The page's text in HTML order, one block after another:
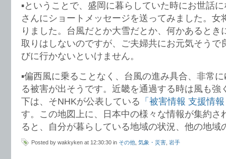
▪️ということで、盛岡に暮らしていた時にお世話
さんにショートメッセージを送ってみました。女
りました。台風だとか大雪だとか、何かあるとき
取りはしないのですが、ご夫婦共にお元気そうで
びに行かないといけません。
▪️偏西風に乗ることなく、台風の進み具合、非常
る被害が出そうです。近畿を通過する時は風も強
下は、そNHKが公表している 「被害情報 支援情
す。この地図上に、日本中の様々な情報が集約さ
ると、自分が暮らしている地域の状況、他の地域
Posted by wakkyken at 12:30:30 in その他 気象・災害 岩手